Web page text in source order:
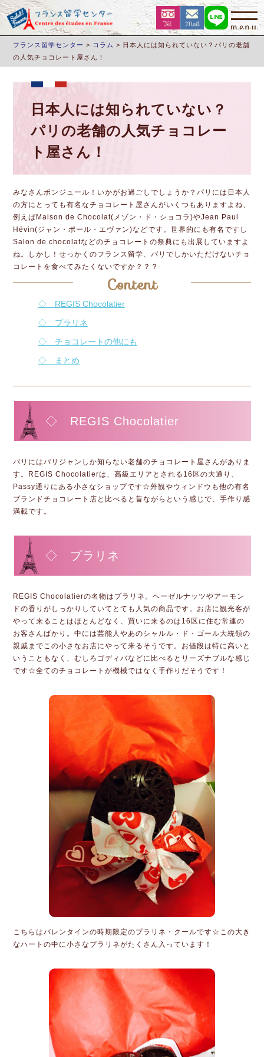
フランス留学センター > コラム > 日本人には知られていない？パリの老舗
の人気チョコレート屋さん！
日本人には知られていない？
パリの老舗の人気チョコレー
ト屋さん！
みなさんボンジュール！いかがお過ごしでしょうか？パリには日本人
の方にとっても有名なチョコレート屋さんがいくつもありますよね、
例えばMaison de Chocolat(メゾン・ド・ショコラ)やJean Paul
Hévin(ジャン・ポール・エヴァン)などです。世界的にも有名ですし
Salon de chocolatなどのチョコレートの祭典にも出展していますよ
ね。しかし！せっかくのフランス留学、パリでしかいただけないチョ
コレートを食べてみたくないですか？？？
Content
◇ REGIS Chocolatier
◇ プラリネ
◇ チョコレートの他にも
◇ まとめ
◇ REGIS Chocolatier
パリにはパリジャンしか知らない老舗のチョコレート屋さんがありま
す。REGIS Chocolatierは、高級エリアとされる16区の大通り、
Passy通りにある小さなショップです☆外観やウィンドウも他の有名
ブランドチョコレート店と比べると昔ながらという感じで、手作り感
満載です。
◇ プラリネ
REGIS Chocolatierの名物はプラリネ。ヘーゼルナッツやアーモン
ドの香りがしっかりしていてとても人気の商品です。お店に観光客が
やって来ることはほとんどなく、買いに来るのは16区に住む常連の
お客さんばかり。中には芸能人やあのシャルル・ド・ゴール大統領の
親戚までこの小さなお店にやって来るそうです。お値段は特に高いと
いうこともなく、むしろゴディバなどに比べるとリーズナブルな感じ
です☆全てのチョコレートが機械ではなく手作りだそうです！
こちらはバレンタインの時期限定のプラリネ・クールです☆この大き
なハートの中に小さなプラリネがたくさん入っています！